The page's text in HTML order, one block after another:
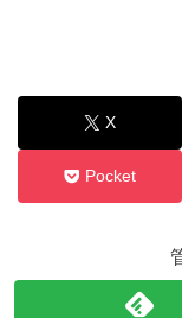
X
Pocket